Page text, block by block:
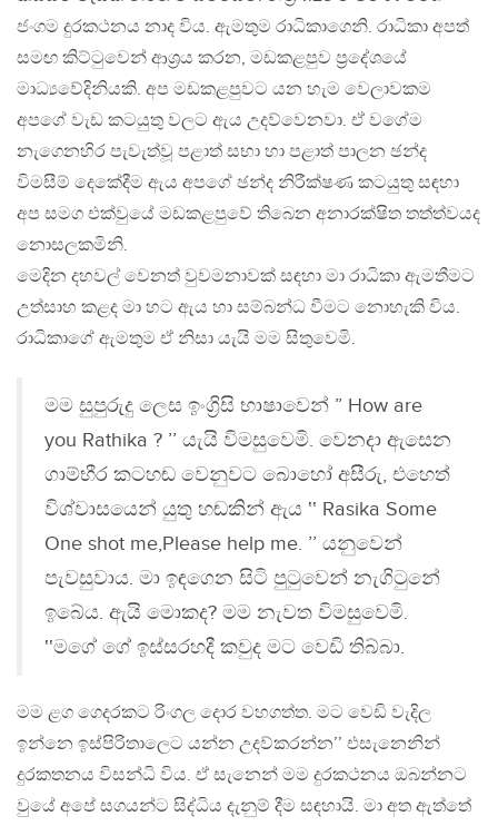
ජංගම දුරකථනය නාද විය. ඇමතුම රාධිකාගෙනි. රාධිකා අපත්
සමඟ කිට්ටුවෙන් ආශ්‍රය කරන, මඩකළපුව ප්‍රදේශයේ
මාධ්‍යවේදිනියකි. අප මඩකළපුවට යන හැම වෙලාවකම
අපගේ වැඩ කටයුතු වලට ඇය උදව්වෙනවා. ඒ වගේම
නැගෙනහිර පැවැත්වූ පළාත් සභා හා පළාත් පාලන ඡන්ද
විමසීම් දෙකේදීම ඇය අපගේ ඡන්ද නිරීක්ෂණ කටයුතු සඳහා
අප සමග එක්වුයේ මඩකළපුවේ තිබෙන අනාරක්ෂිත තත්ත්වයද
නොසලකමිනි.
මෙදින දහවල් වෙනත් වුවමනාවක් සඳහා මා රාධිකා ඇමතීමට
උත්සාහ කළද මා හට ඇය හා සම්බන්ධ වීමට නොහැකි විය.
රාධිකාගේ ඇමතුම ඒ නිසා යැයි මම සිතුවෙමි.
මම සුපුරුදු ලෙස ඉංග්‍රිසි භාෂාවෙන් ” How are
you Rathika ? ’’ යැයි විමසුවෙමි. වෙනදා ඇසෙන
ගාම්භීර කටහඬ වෙනුවට බොහෝ අසීරු, එහෙත්
විශ්වාසයෙන් යුතු හඬකින් ඇය ‛‛ Rasika Some
One shot me,Please help me. ’’ යනුවෙන්
පැවසුවාය. මා ඉඳගෙන සිටි පුටුවෙන් නැගිටුනේ
ඉබේය. ඇයි මොකද? මම නැවත විමසුවෙමි.
‛‛මගේ ගේ ඉස්සරහදී කවුද මට වෙඩි තිබ්බා.
මම ළග ගෙදරකට රිංගල දොර වහගත්ත. මට වෙඩි වැදිල
ඉන්නෙ ඉස්පිරිතාලෙට යන්න උදව්කරන්න’’ එසැනෙනින්
දුරකතනය විසන්ධි විය. ඒ සැනෙන් මම දුරකථනය ඔබන්නට
වුයේ අපේ සගයන්ට සිද්ධිය දැනුම් දීම සඳහායි. මා අත ඇත්තේ